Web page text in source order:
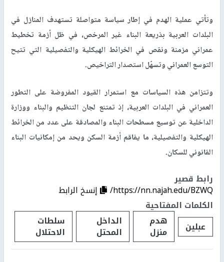
وتأتي عملية الهدم في إطار سياسة متواصلة تستهدف المنازل في
البلدات العربية بذريعة البناء غير المرخص، في ظل أزمة تخطيط
عمراني مزمنة ونقص في الخرائط الهيكلية والتفصيلية التي تتيح
التوسع العمراني وتسهّل استصدار التراخيص.
وتتزامن هذه السياسات مع استمرار القيود المفروضة على التطور
العمراني في البلدات العربية، إذ تمتنع لجان التنظيم والبناء ووزارة
الداخلية عن توسيع مسطحات البناء والمصادقة على عدد من الخرائط
الهيكلية والتفصيلية، ما يفاقم أزمة السكن ويحد من إمكانيات البناء
القانوني للسكان.
رابط قصير
https://nn.najah.edu/BZWQ/
إنسخ الرابط
الكلمات المفتاحية
عبلين
هدم
منزل
الداخل
المحتل
سلطات
الاحتلال